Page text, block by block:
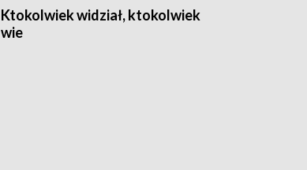
Ktokolwiek widział, ktokolwiek
wie